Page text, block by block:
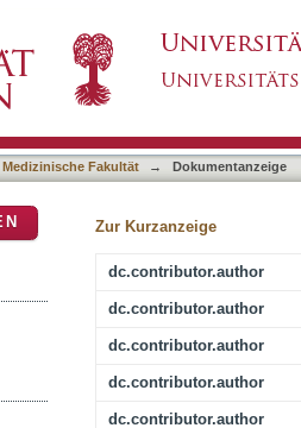
treated with trabectedin
Medizinische Fakultät → Dokumentanzeige
Zur Kurzanzeige
dc.contributor.author
dc.contributor.author
dc.contributor.author
dc.contributor.author
dc.contributor.author